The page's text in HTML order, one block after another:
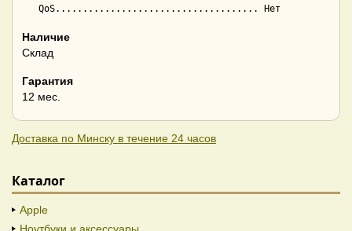
Наличие
Склад
Гарантия
12 мес.
Доставка по Минску в течение 24 часов
Каталог
Apple